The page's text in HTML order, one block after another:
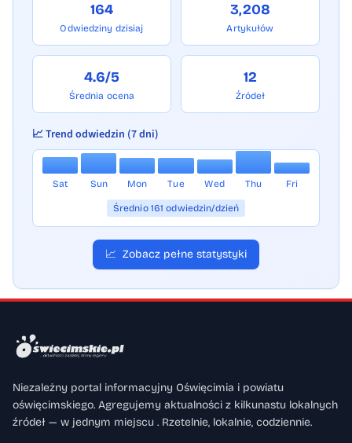
164
Odwiedziny dzisiaj
3,208
Artykułów
4.6/5
Średnia ocena
12
Źródeł
📈 Trend odwiedzin (7 dni)
Sat Sun Mon Tue Wed Thu Fri
Średnio 161 odwiedzin/dzień
📈 Zobacz pełne statystyki
Niezależny portal informacyjny Oświęcimia i powiatu
oświęcimskiego. Agregujemy aktualności z kilkunastu lokalnych
źródeł — w jednym miejscu . Rzetelnie, lokalnie, codziennie.